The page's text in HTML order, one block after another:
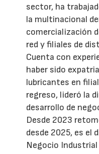
sector, ha
la multinacional
comercialización
red y filiales de
Cuenta con
haber sido
lubricantes en
regreso, lideró la
desarrollo de
Desde 2023
desde 2025, es el
Negocio Industrial